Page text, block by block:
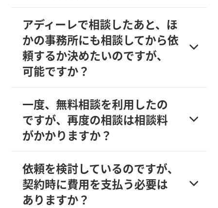
アディーレで相談したあと、ほ
かの事務所にも相談してから依
頼するか決めたいのですが、
可能ですか？
一度、無料相談を利用したの
ですが、再度の相談は相談料
がかかりますか？
依頼を検討しているのですが、
契約時に費用を支払う必要は
ありますか？